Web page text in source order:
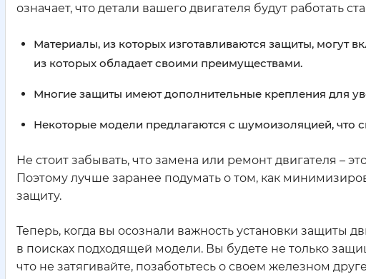
означает, что детали вашего двигателя будут работать
Материалы, из которых изготавливаются защиты, могут
из которых обладает своими преимуществами.
Многие защиты имеют дополнительные крепления для
Некоторые модели предлагаются с шумоизоляцией, что
Не стоит забывать, что замена или ремонт двигателя –
Поэтому лучше заранее подумать о том, как
защиту.
Теперь, когда вы осознали важность установки защиты
в поисках подходящей модели. Вы будете не только
что не затягивайте, позаботьтесь о своем железном